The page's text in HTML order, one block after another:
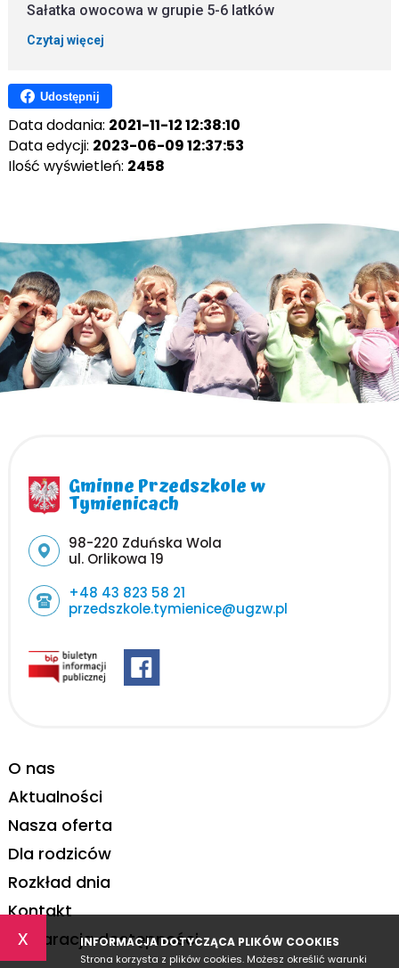
x INFORMACJA DOTYCZĄCA PLIKÓW COOKIES
Strona korzysta z plików cookies. Możesz określić warunki
Sałatka owocowa w grupie 5-6 latków
Czytaj więcej
Udostępnij
Data dodania: 2021-11-12 12:38:10
Data edycji: 2023-06-09 12:37:53
Ilość wyświetleń: 2458
Gminne Przedszkole w
Tymienicach
Adres pocztowy:
98-220 Zduńska Wola
ul. Orlikowa 19
+48 43 823 58 21
przedszkole.tymienice@ugzw.pl
O nas
Aktualności
Nasza oferta
Dla rodziców
Rozkład dnia
Kontakt
Deklaracja dostępności